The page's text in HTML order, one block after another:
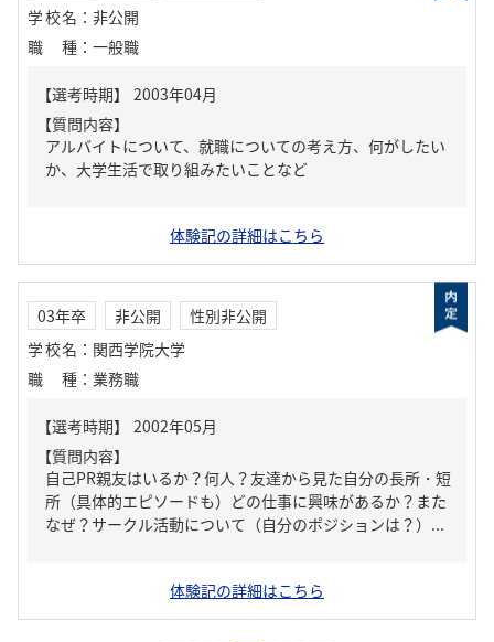
学校名 ： 非公開
職種 ： 一般職
【質問内容】
アルバイトについて、就職についての考え方、何がしたい
か、大学生活で取り組みたいことなど
体験記の詳細はこちら
03年卒 非公開
性別非公開
学校名 ： 関西学院大学
職種 ： 業務職
【質問内容】
自己PR親友はいるか？何人？友達から見た自分の長所・短
所（具体的エピソードも）どの仕事に興味があるか？また
なぜ？サークル活動について（自分のポジションは？）...
体験記の詳細はこちら